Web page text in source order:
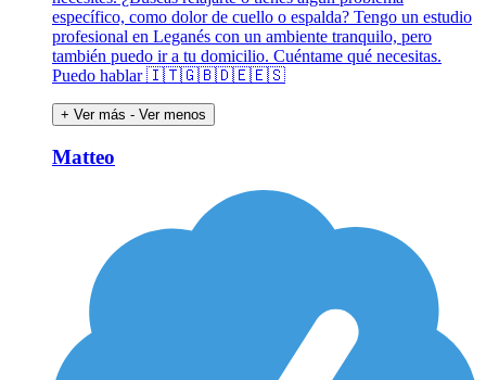
específico, como dolor de cuello o espalda? Tengo un estudio
profesional en Leganés con un ambiente tranquilo, pero
también puedo ir a tu domicilio. Cuéntame qué necesitas.
Puedo hablar 🇮🇹🇬🇧🇩🇪🇪🇸
+ Ver más - Ver menos
Matteo